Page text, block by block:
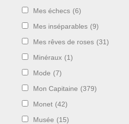
Mes échecs (6)
Mes inséparables (9)
Mes rêves de roses (31)
Minéraux (1)
Mode (7)
Mon Capitaine (379)
Monet (42)
Musée (15)